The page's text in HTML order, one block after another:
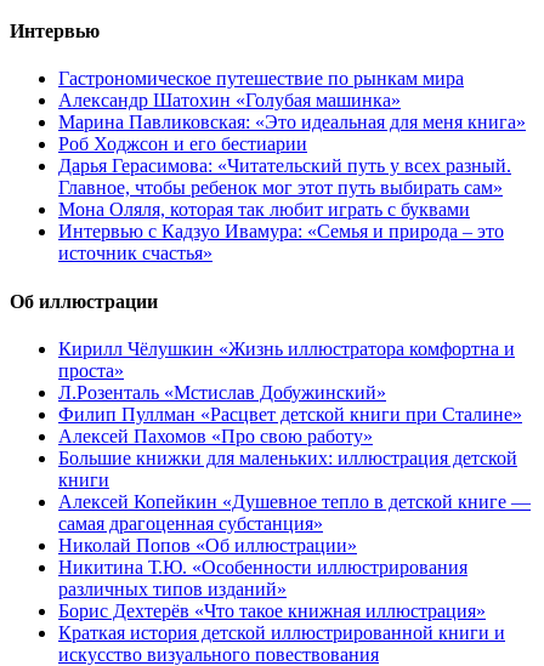
Интервью
Гастрономическое путешествие по рынкам мира
Александр Шатохин «Голубая машинка»
Марина Павликовская: «Это идеальная для меня книга»
Роб Ходжсон и его бестиарии
Дарья Герасимова: «Читательский путь у всех разный.
Главное, чтобы ребенок мог этот путь выбирать сам»
Мона Оляля, которая так любит играть с буквами
Интервью с Кадзуо Ивамура: «Семья и природа – это
источник счастья»
Об иллюстрации
Кирилл Чёлушкин «Жизнь иллюстратора комфортна и
проста»
Л.Розенталь «Мстислав Добужинский»
Филип Пуллман «Расцвет детской книги при Сталине»
Алексей Пахомов «Про свою работу»
Большие книжки для маленьких: иллюстрация детской
книги
Алексей Копейкин «Душевное тепло в детской книге —
самая драгоценная субстанция»
Николай Попов «Об иллюстрации»
Никитина Т.Ю. «Особенности иллюстрирования
различных типов изданий»
Борис Дехтерёв «Что такое книжная иллюстрация»
Краткая история детской иллюстрированной книги и
искусство визуального повествования